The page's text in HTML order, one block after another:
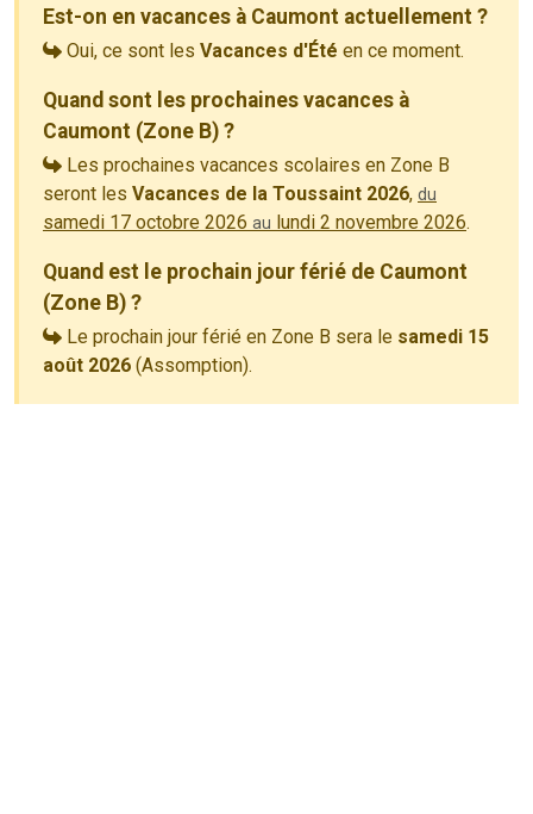
Est-on en vacances à Caumont actuellement ?
Oui, ce sont les Vacances d'Été en ce moment.
Quand sont les prochaines vacances à
Caumont (Zone B) ?
Les prochaines vacances scolaires en Zone B
seront les Vacances de la Toussaint 2026, du
samedi 17 octobre 2026 au lundi 2 novembre 2026.
Quand est le prochain jour férié de Caumont
(Zone B) ?
Le prochain jour férié en Zone B sera le samedi 15
août 2026 (Assomption).